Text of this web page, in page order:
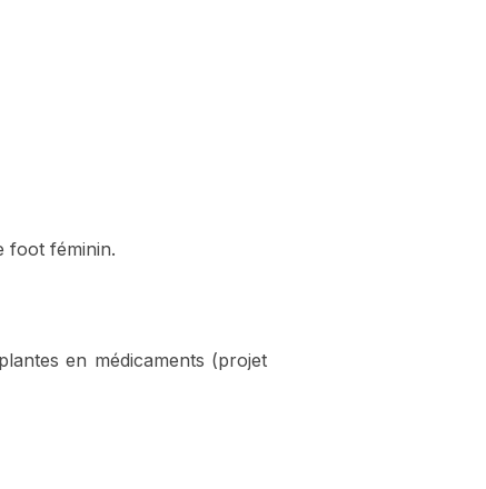
foot féminin.
en médicaments (projet